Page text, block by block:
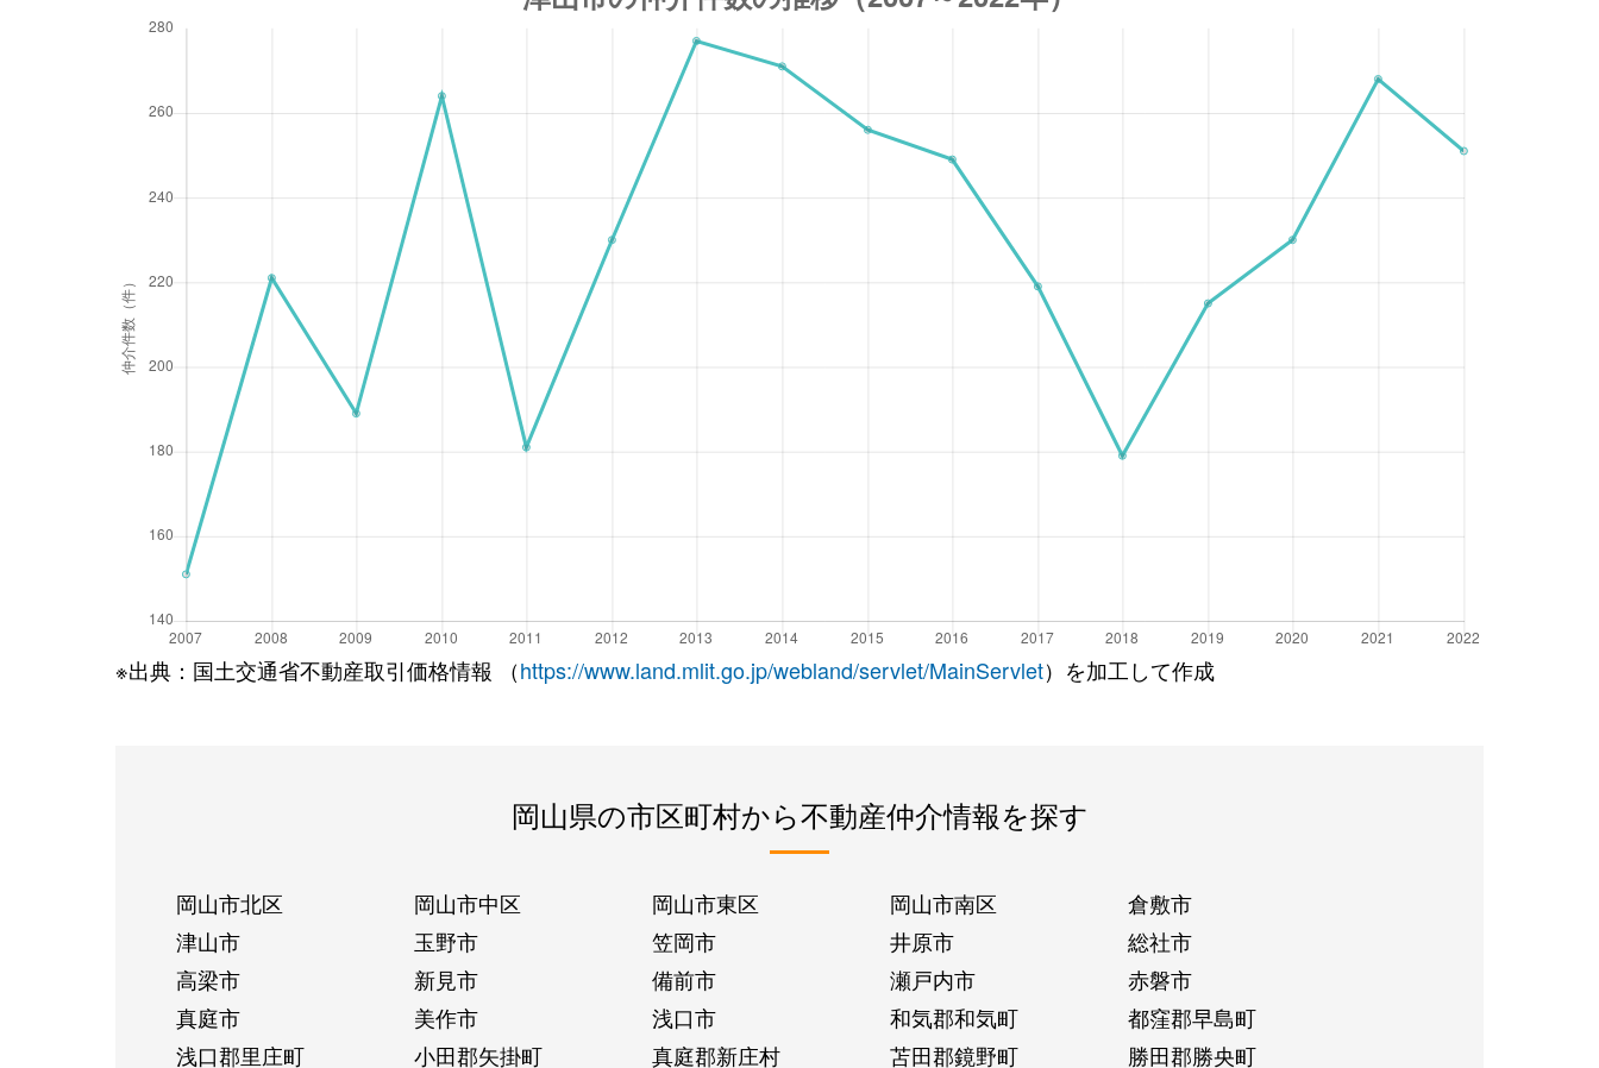
※出典：国土交通省不動産取引価格情報 （https://www.land.mlit.go.jp/webland/servlet/MainServlet）を加工して作成
岡山県の市区町村から不動産仲介情報を探す
岡山市北区 岡山市中区 岡山市東区 岡山市南区
倉敷市
津山市
玉野市 笠岡市 井原市
総社市
高梁市
新見市 備前市 瀬戸内市
赤磐市
真庭市
美作市 浅口市 和気郡和気町
都窪郡早島町
浅口郡里庄町
小田郡矢掛町 真庭郡新庄村 苫田郡鏡野町 勝田郡勝央町